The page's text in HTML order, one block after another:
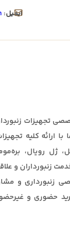
ایمیل:
تجهیزات
ارائه کلیه
ژل رویال،
زنبورداران و
و
حضوری و